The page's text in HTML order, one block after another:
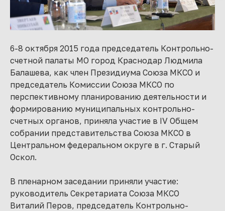
6-8 октября 2015 года председатель Контрольно-
счетной палаты МО город Краснодар Людмила
Балашева, как член Президиума Союза МКСО и
председатель Комиссии Союза МКСО по
перспективному планированию деятельности и
формированию муниципальных контрольно-
счетных органов, приняла участие в IV Общем
собрании представительства Союза МКСО в
Центральном федеральном округе в г. Старый
Оскол.
В пленарном заседании приняли участие:
руководитель Секретариата Союза МКСО
Виталий Перов, председатель Контрольно-